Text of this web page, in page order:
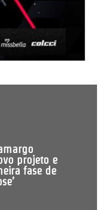
projeto e
fase de